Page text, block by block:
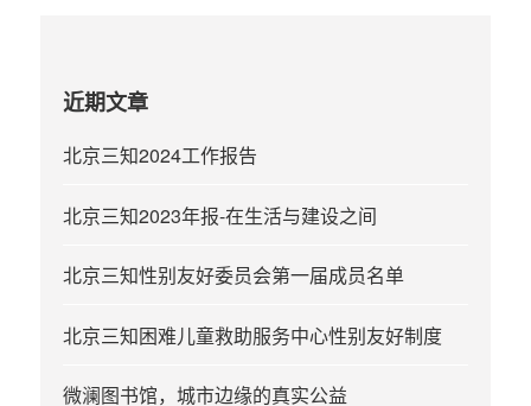
近期文章
北京三知2024工作报告
北京三知2023年报-在生活与建设之间
北京三知性别友好委员会第一届成员名单
北京三知困难儿童救助服务中心性别友好制度
微澜图书馆，城市边缘的真实公益